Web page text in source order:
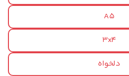
A5
3x4
دلخواه